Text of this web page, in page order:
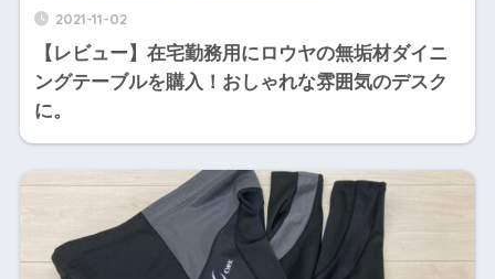
2021-11-02
【レビュー】在宅勤務用にロウヤの無垢材ダイニ
ングテーブルを購入！おしゃれな雰囲気のデスク
に。